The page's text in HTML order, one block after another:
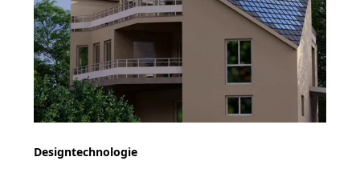
Designtechnologie